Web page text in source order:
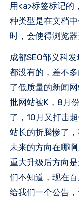
用<a>标签标记的
种类型是在文档
时，会使得浏览
成都SEO邹义科
都没有的，差不
了低质量的新闻
批网站被K，8月
了，10月又打击
站长的折腾惨了
未来的方向在哪
重大升级后方向
们不知道，现在
给我们一个公告，